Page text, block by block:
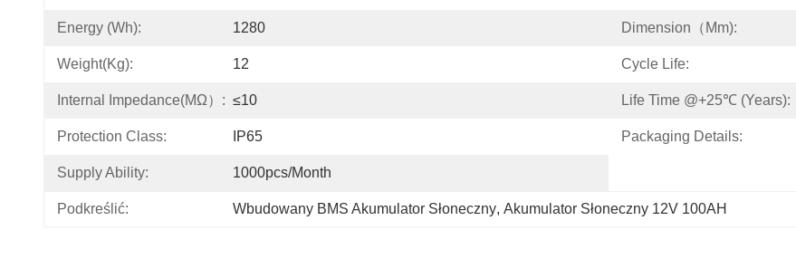
Energy (Wh): 1280 Dimension（mm):
Weight(Kg): 12 Cycle Life:
Internal Impedance(mΩ）: ≤10 Life Time @+25℃ (Years):
Protection Class: IP65 Packaging Details:
Supply Ability: 1000pcs/month
Podkreślić: Wbudowany BMS Akumulator Słoneczny, Akumulator Słoneczny 12V 100AH